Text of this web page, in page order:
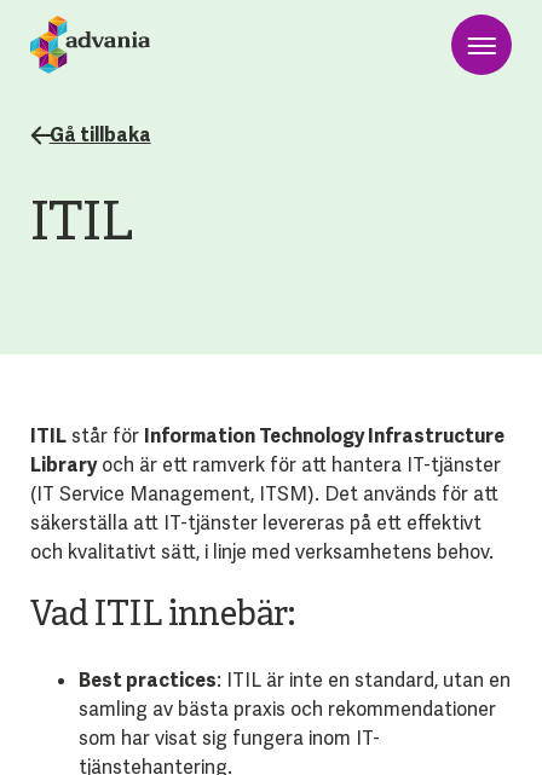
Gå tillbaka
ITIL
ITILstår för Information Technology Infrastructure
Libraryoch är ett ramverk för att hantera IT-tjänster
(IT Service Management, ITSM). Det används för att
säkerställa att IT-tjänster levereras på ett effektivt
och kvalitativt sätt, i linje med verksamhetens behov.
Vad ITIL innebär:
Best practices: ITIL är inte en standard, utan en
samling av bästa praxis och rekommendationer
som har visat sig fungera inom IT-
tjänstehantering.